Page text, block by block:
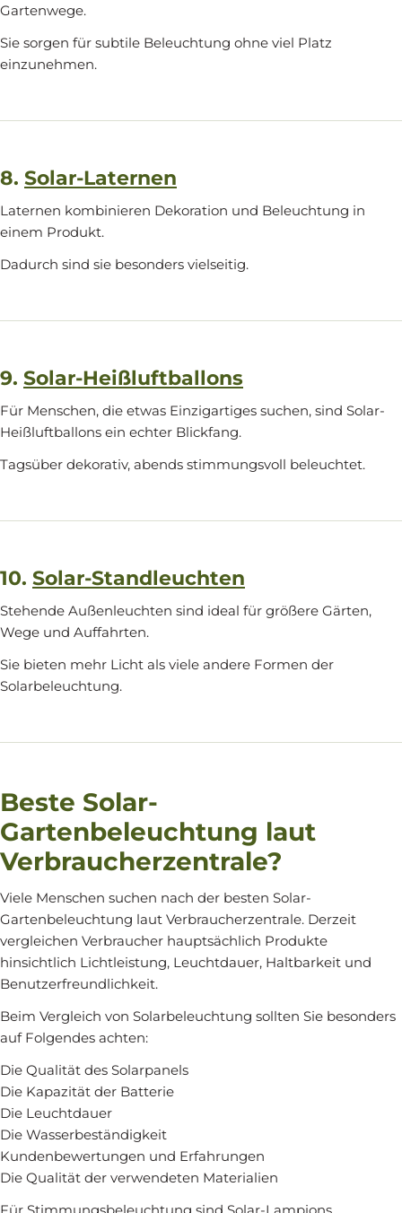
Gartenwege.
Sie sorgen für subtile Beleuchtung ohne viel Platz
einzunehmen.
8. Solar-Laternen
Laternen kombinieren Dekoration und Beleuchtung in
einem Produkt.
Dadurch sind sie besonders vielseitig.
9. Solar-Heißluftballons
Für Menschen, die etwas Einzigartiges suchen, sind Solar-
Heißluftballons ein echter Blickfang.
Tagsüber dekorativ, abends stimmungsvoll beleuchtet.
10. Solar-Standleuchten
Stehende Außenleuchten sind ideal für größere Gärten,
Wege und Auffahrten.
Sie bieten mehr Licht als viele andere Formen der
Solarbeleuchtung.
Beste Solar-
Gartenbeleuchtung laut
Verbraucherzentrale?
Viele Menschen suchen nach der besten Solar-
Gartenbeleuchtung laut Verbraucherzentrale. Derzeit
vergleichen Verbraucher hauptsächlich Produkte
hinsichtlich Lichtleistung, Leuchtdauer, Haltbarkeit und
Benutzerfreundlichkeit.
Beim Vergleich von Solarbeleuchtung sollten Sie besonders
auf Folgendes achten:
Die Qualität des Solarpanels
Die Kapazität der Batterie
Die Leuchtdauer
Die Wasserbeständigkeit
Kundenbewertungen und Erfahrungen
Die Qualität der verwendeten Materialien
Für Stimmungsbeleuchtung sind Solar-Lampions,